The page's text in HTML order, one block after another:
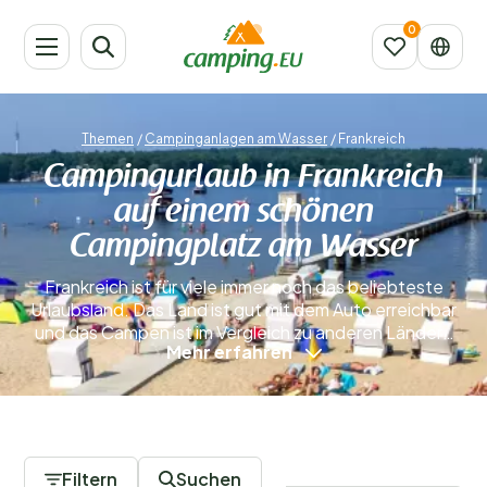
Themen / Campinganlagen am Wasser / Frankreich
Campingurlaub in Frankreich
auf einem schönen
Campingplatz am Wasser
Frankreich ist für viele immer noch das beliebteste
Urlaubsland. Das Land ist gut mit dem Auto erreichbar
und das Campen ist im Vergleich zu anderen Ländern
oft preiswert. Sie können sich für einen Campingplatz
an einem See oder an einem Fluss entscheiden –
solche Plätze finden Sie in allen Regionen Frankreichs.
französische Riviera im Süden das ideale Reiseziel. Es
Mehr erfahren
Filtern Suchen